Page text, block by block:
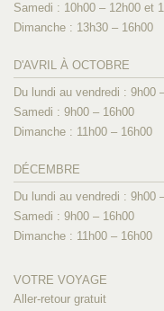
Samedi : 10h00 – 12h00 et
Dimanche : 13h30 – 16h00
D'AVRIL À OCTOBRE
Du lundi au vendredi : 9h00
Samedi : 9h00 – 16h00
Dimanche : 11h00 – 16h00
DÉCEMBRE
Du lundi au vendredi : 9h00
Samedi : 9h00 – 16h00
Dimanche : 11h00 – 16h00
VOTRE VOYAGE
Aller-retour gratuit